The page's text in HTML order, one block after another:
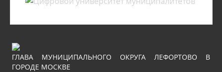
ГЛАВА МУНИЦИПАЛЬНОГО ОКРУГА ЛЕФОРТОВО В
ГОРОДЕ МОСКВЕ